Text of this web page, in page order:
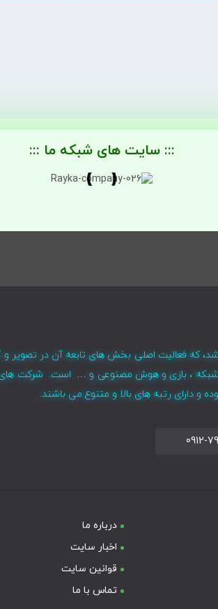
::: سایت های شبکه ما :::
که فعالیت اصلی بخش های تابعه آن در تصویر
شبکه ، بازی و هوش مصنوعی و … است. شرکت های
و دارای رتبه های بالا و متنوع می باشند.
0912-
درباره ما
اخبار سایت
قوانین سایت
تماس با ما